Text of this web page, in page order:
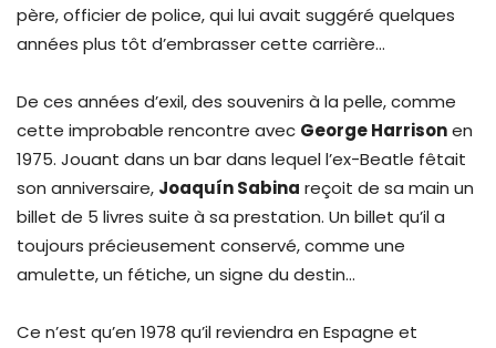
père, officier de police, qui lui avait suggéré quelques
années plus tôt d’embrasser cette carrière…
De ces années d’exil, des souvenirs à la pelle, comme
cette improbable rencontre avec George Harrisonen
1975. Jouant dans un bar dans lequel l’ex-Beatle fêtait
son anniversaire, Joaquín Sabina reçoit de sa main un
billet de 5 livres suite à sa prestation. Un billet qu’il a
toujours précieusement conservé, comme une
amulette, un fétiche, un signe du destin…
Ce n’est qu’en 1978 qu’il reviendra en Espagne et